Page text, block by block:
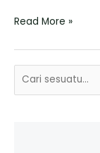
Read More »